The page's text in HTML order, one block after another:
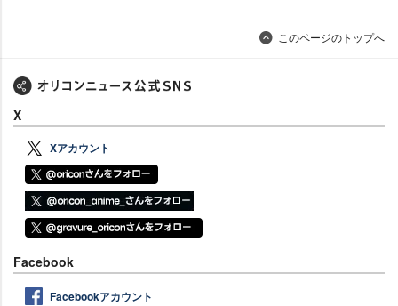
このページのトップへ
X
Xアカウント
Facebook
Facebookアカウント